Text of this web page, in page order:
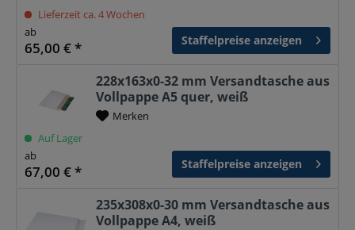
Lieferzeit ca. 4 Wochen
ab
65,00 € * Staffelpreise anzeigen
228x163x0-32 mm Versandtasche aus
Vollpappe A5 quer, weiß
Merken
Auf Lager
ab
67,00 € * Staffelpreise anzeigen
235x308x0-30 mm Versandtasche aus
Vollpappe A4, weiß